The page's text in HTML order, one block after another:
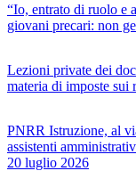
“Io, entrato di ruolo e
giovani precari: non
Lezioni private dei
materia di imposte
PNRR Istruzione, al
assistenti
20 luglio 2026